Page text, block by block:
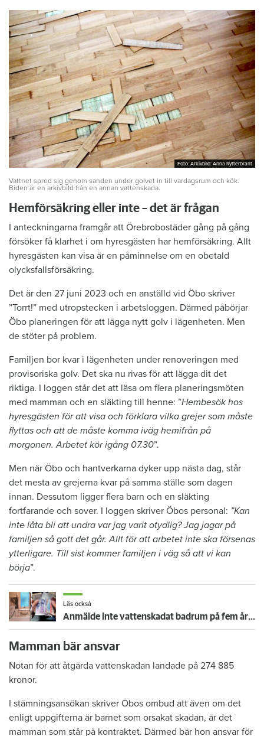
Foto: Arkivbild: Anna Rytterbrant
Foto: Arkivbild: Anna Rytterbrant
Vattnet spred sig genom sanden under golvet in till vardagsrum och kök.
Biden är en arkivbild från en annan vattenskada.
Hemförsäkring eller inte – det är frågan
I anteckningarna framgår att Örebrobostäder gång på gång
försöker få klarhet i om hyresgästen har hemförsäkring. Allt
hyresgästen kan visa är en påminnelse om en obetald
olycksfallsförsäkring.
Det är den 27 juni 2023 och en anställd vid Öbo skriver
”Torrt!” med utropstecken i arbetsloggen. Därmed påbörjar
Öbo planeringen för att lägga nytt golv i lägenheten. Men
de stöter på problem.
Familjen bor kvar i lägenheten under renoveringen med
provisoriska golv. Det ska nu rivas för att lägga dit det
riktiga. I loggen står det att läsa om flera planeringsmöten
med mamman och en släkting till henne: ”Hembesök hos
hyresgästen för att visa och förklara vilka grejer som måste
flyttas och att de måste komma iväg hemifrån på
morgonen. Arbetet kör igång 07.30”.
Men när Öbo och hantverkarna dyker upp nästa dag, står
det mesta av grejerna kvar på samma ställe som dagen
innan. Dessutom ligger flera barn och en släkting
fortfarande och sover. I loggen skriver Öbos personal: ”Kan
inte låta bli att undra var jag varit otydlig? Jag jagar på
familjen så gott det går. Allt för att arbetet inte ska försenas
ytterligare. Till sist kommer familjen i väg så att vi kan
börja”.
Läs också
Anmälde inte vattenskadat badrum på fem år – krävs på 125 000 kronor
Mamman bär ansvar
Notan för att åtgärda vattenskadan landade på 274 885
kronor.
I stämningsansökan skriver Öbos ombud att även om det
enligt uppgifterna är barnet som orsakat skadan, är det
mamman som står på kontraktet. Därmed bär hon ansvar för